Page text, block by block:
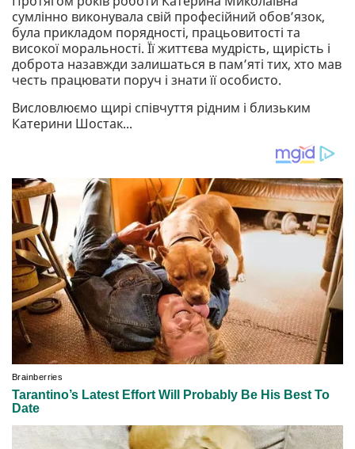
сумлінно виконувала свій професійний обов’язок,
була прикладом порядності, працьовитості та
високої моральності. Її життєва мудрість, щирість і
доброта назавжди залишаться в пам’яті тих, хто мав
честь працювати поруч і знати її особисто.
Висловлюємо щирі співчуття рідним і близьким
Катерини Шостак...